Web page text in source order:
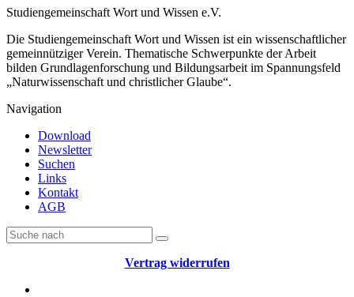
Studiengemeinschaft Wort und Wissen e.V.
Die Studiengemeinschaft Wort und Wissen ist ein wissenschaftlicher
gemeinnütziger Verein. Thematische Schwerpunkte der Arbeit
bilden Grundlagenforschung und Bildungsarbeit im Spannungsfeld
„Naturwissenschaft und christlicher Glaube“.
Navigation
Download
Newsletter
Suchen
Links
Kontakt
AGB
Vertrag widerrufen